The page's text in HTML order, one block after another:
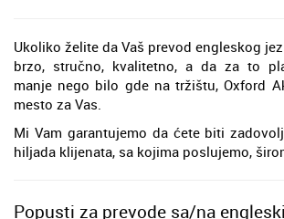
Ukoliko želite da Vaš prevod engleskog
brzo, stručno, kvalitetno, a da za to
manje nego bilo gde na tržištu, Oxford
mesto za Vas.
Mi Vam garantujemo da ćete biti
hiljada klijenata, sa kojima poslujemo,
Popusti za prevode sa/na